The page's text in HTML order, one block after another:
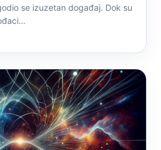
se izuzetan događaj. Dok su